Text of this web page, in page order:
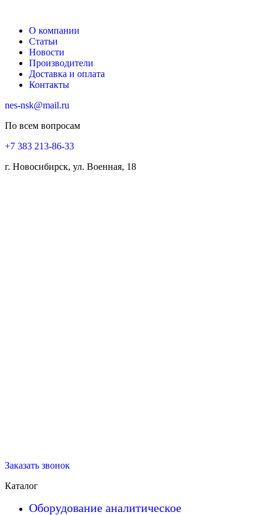
О компании
Статьи
Новости
Производители
Доставка и оплата
Контакты
nes-nsk@mail.ru
По всем вопросам
+7 383 213-86-33
г. Новосибирск, ул. Военная, 18
Заказать звонок
Каталог
Оборудование аналитическое